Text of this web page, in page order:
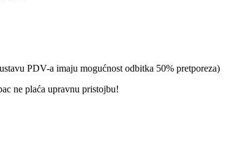
PDV-a imaju mogućnost odbitka 50% pretporeza)
ne plaća upravnu pristojbu!